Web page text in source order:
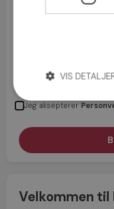
Jeg aksepterer
Velkommen til
VIS